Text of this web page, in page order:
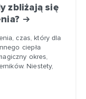
zbliżają się
czas, który dla
ciepła
okres,
Niestety,